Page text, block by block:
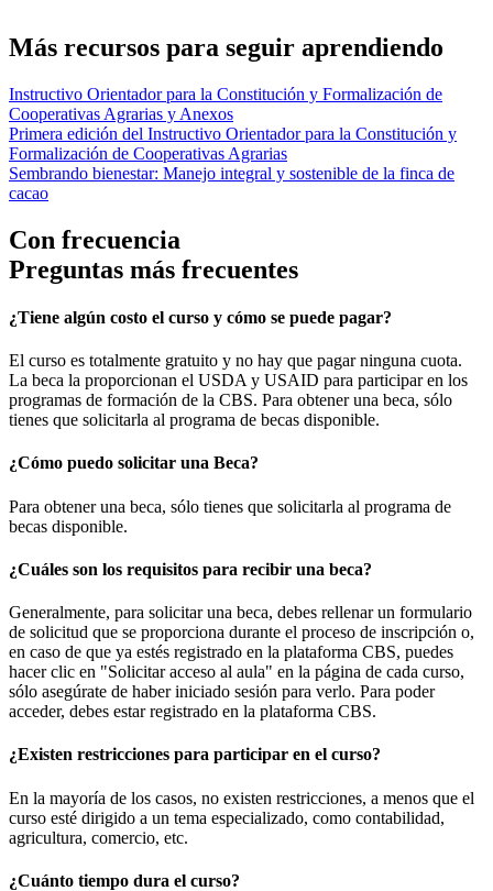
Más recursos para seguir aprendiendo
Instructivo Orientador para la Constitución y Formalización de
Cooperativas Agrarias y Anexos
Primera edición del Instructivo Orientador para la Constitución y
Formalización de Cooperativas Agrarias
Sembrando bienestar: Manejo integral y sostenible de la finca de
cacao
Con frecuencia
Preguntas más frecuentes
¿Tiene algún costo el curso y cómo se puede pagar?
El curso es totalmente gratuito y no hay que pagar ninguna cuota.
La beca la proporcionan el USDA y USAID para participar en los
programas de formación de la CBS. Para obtener una beca, sólo
tienes que solicitarla al programa de becas disponible.
¿Cómo puedo solicitar una Beca?
Para obtener una beca, sólo tienes que solicitarla al programa de
becas disponible.
¿Cuáles son los requisitos para recibir una beca?
Generalmente, para solicitar una beca, debes rellenar un formulario
de solicitud que se proporciona durante el proceso de inscripción o,
en caso de que ya estés registrado en la plataforma CBS, puedes
hacer clic en "Solicitar acceso al aula" en la página de cada curso,
sólo asegúrate de haber iniciado sesión para verlo. Para poder
acceder, debes estar registrado en la plataforma CBS.
¿Existen restricciones para participar en el curso?
En la mayoría de los casos, no existen restricciones, a menos que el
curso esté dirigido a un tema especializado, como contabilidad,
agricultura, comercio, etc.
¿Cuánto tiempo dura el curso?